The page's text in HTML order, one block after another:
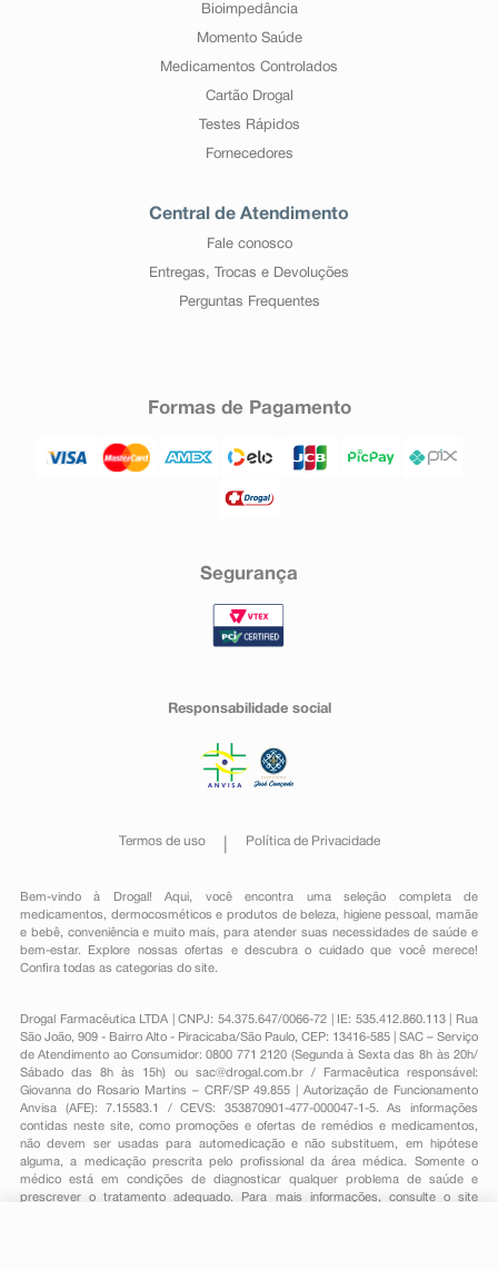
Bioimpedância
Momento Saúde
Medicamentos Controlados
Cartão Drogal
Testes Rápidos
Fornecedores
Central de Atendimento
Fale conosco
Entregas, Trocas e Devoluções
Perguntas Frequentes
Formas de Pagamento
Segurança
Responsabilidade social
Termos de uso Política de Privacidade
Bem-vindo à Drogal! Aqui, você encontra uma seleção completa de
medicamentos , dermocosméticos e produtos de beleza, higiene pessoal ,mamãe
e bebê, conveniênciae muito mais, para atender suas necessidades de saúde e
bem-estar. Explore nossas ofertas e descubra o cuidado que você merece!
Confira todas as categorias do site.
Drogal Farmacêutica LTDA | CNPJ: 54.375.647/0066-72 | IE: 535.412.860.113 | Rua
São João, 909 - Bairro Alto - Piracicaba/São Paulo, CEP: 13416-585 | SAC – Serviço
de Atendimento ao Consumidor: 0800 771 2120 (Segunda à Sexta das 8h às 20h/
Sábado das 8h às 15h) ou sac@drogal.com.br/ Farmacêutica responsável:
Giovanna do Rosario Martins – CRF/SP 49.855 | Autorização de Funcionamento
Anvisa (AFE): 7.15583.1 / CEVS: 353870901-477-000047-1-5. As informações
contidas neste site, como promoções e ofertas de remédios e medicamentos,
não devem ser usadas para automedicação e não substituem, em hipótese
alguma, a medicação prescrita pelo profissional da área médica. Somente o
médico está em condições de diagnosticar qualquer problema de saúde e
prescrever o tratamento adequado. Para mais informações, consulte o site